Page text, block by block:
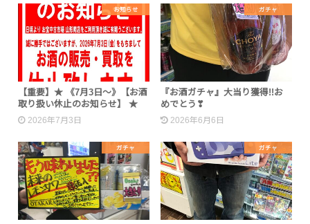
お知らせ
【重要】★ 《7月3日～》【お酒
取り扱い休止のお知らせ】 ★
2026年7月3日
ガチャ
『お酒ガチャ』大当り獲得!!お
めでとう❣
2026年6月6日
ガチャ ガチャ